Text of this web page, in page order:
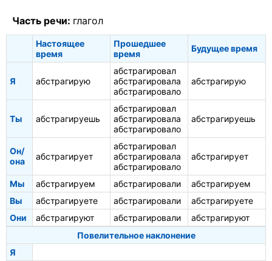
Часть речи: глагол
Настоящее
время
Прошедшее
время
Будущее время
Я абстрагирую
абстрагировал
абстрагировала
абстрагировало
абстрагирую
Ты абстрагируешь
абстрагировал
абстрагировала
абстрагировало
абстрагируешь
Он/
она
абстрагирует
абстрагировал
абстрагировала
абстрагировало
абстрагирует
Мы абстрагируем абстрагировали
абстрагируем
Вы
абстрагируете абстрагировали
абстрагируете
Они
абстрагируют абстрагировали
абстрагируют
Повелительное наклонение
Я